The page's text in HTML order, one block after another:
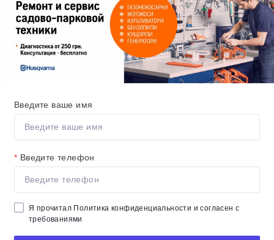
Введите ваше имя
* Введите телефон
Я прочитал Политика конфиденциальности и согласен с
требованиями